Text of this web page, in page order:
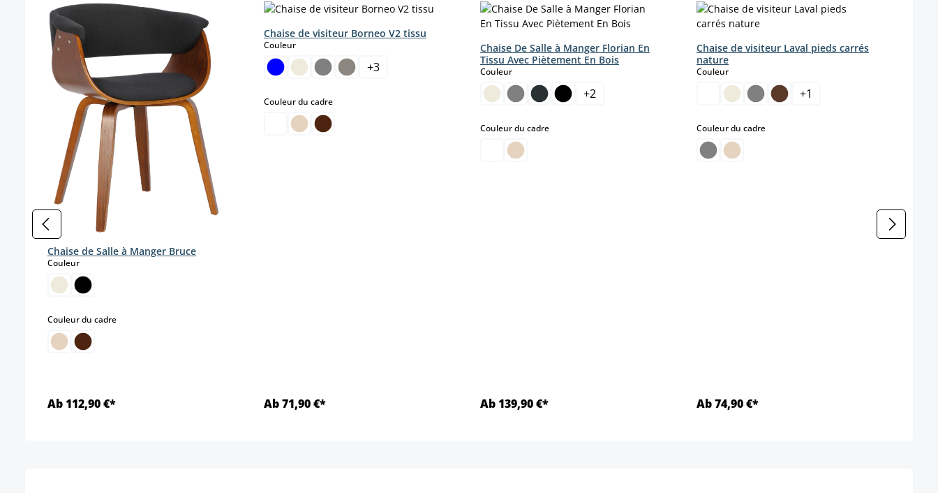
Chaise de Salle à Manger Bruce
Couleurselect
Couleur du cadreselect
Ab 112,90 €*
Chaise de visiteur Borneo V2 tissu
Couleurselect
+3
Couleur du cadreselect
Ab 71,90 €*
Chaise De Salle à Manger Florian En
Tissu Avec Piètement En Bois
Couleurselect
+2
Couleur du cadreselect
Ab 139,90 €*
Chaise de visiteur Laval pieds carrés
nature
Couleurselect
+1
Couleur du cadreselect
Ab 74,90 €*